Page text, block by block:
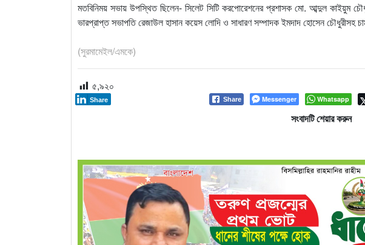
মতবিনিময় সভায় উপস্থিত ছিলেন- সিলেট সিটি করপোরেশনের প্রশাসক মো. আব্দুল কাইয়ুম
ভারপ্রাপ্ত সভাপতি রেজাউল হাসান কয়েস লোদি ও সাধারণ সম্পাদক ইমদাদ হোসেন চৌধুরীসহ
(সুরমামেইল/এমকে)
৫,৯২০
Share Messenger Whatsapp
Share
সংবাদটি শেয়ার করুন